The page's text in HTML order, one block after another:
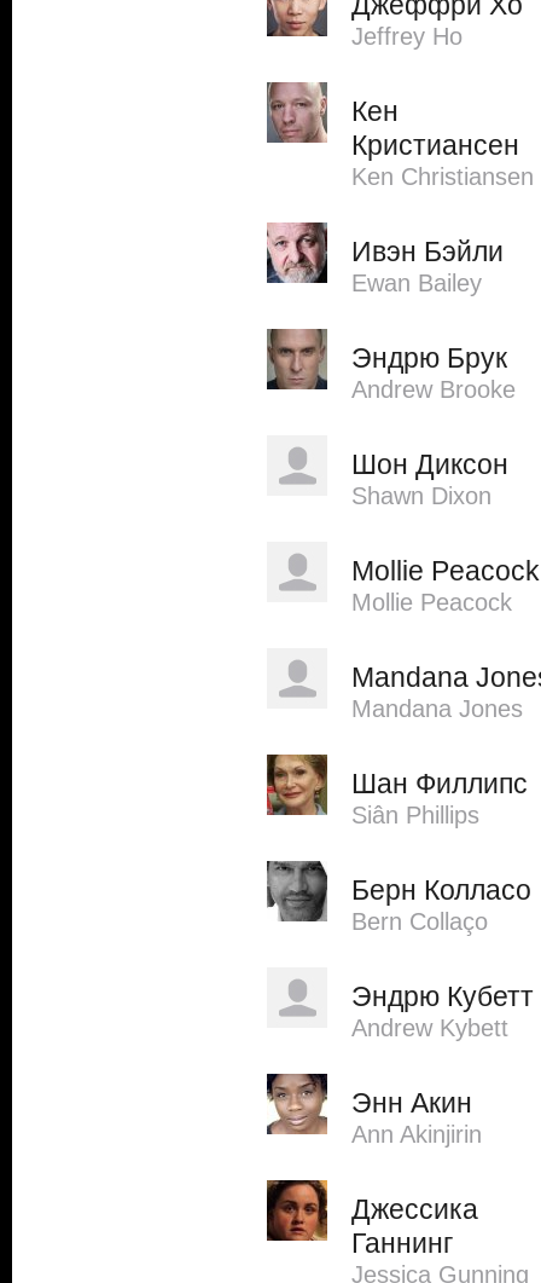
Jeffrey Ho
Кен
Кристиансен
Ken Christiansen
Ивэн Бэйли
Ewan Bailey
Эндрю Брук
Andrew Brooke
Шон Диксон
Shawn Dixon
Mollie Peacock
Mollie Peacock
Mandana
Mandana Jones
Шан Филлипс
Siân Phillips
Берн Колласо
Bern Collaço
Эндрю Кубетт
Andrew Kybett
Энн Акин
Ann Akinjirin
Джессика
Ганнинг
Jessica Gunning